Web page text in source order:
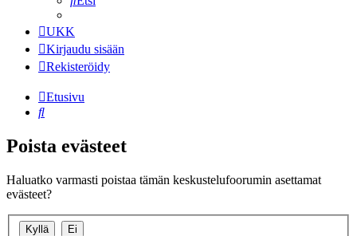
UKK
Kirjaudu sisään
Rekisteröidy
Etusivu
Etsi
Poista evästeet
Haluatko varmasti poistaa tämän keskustelufoorumin asettamat
evästeet?